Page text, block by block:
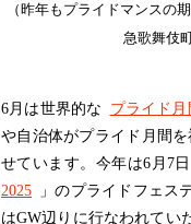
（昨年もプライドマンスの
急歌舞伎
6月は世界的な プライド月
や自治体がプライド月間
せています。今年は6月7
2025
」のプライドフェス
はGW辺りに行なわれてい